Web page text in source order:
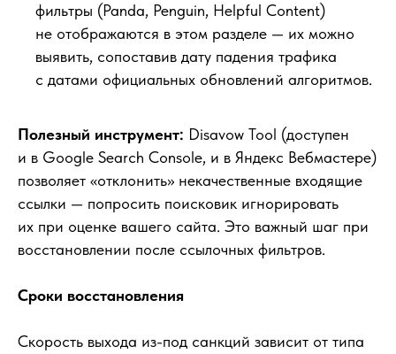
фильтры (Panda, Penguin, Helpful Content)
не отображаются в этом разделе — их можно
выявить, сопоставив дату падения трафика
с датами официальных обновлений алгоритмов.
Полезный инструмент: Disavow Tool (доступен
и в Google Search Console, и в Яндекс Вебмастере)
позволяет «отклонить» некачественные входящие
ссылки — попросить поисковик игнорировать
их при оценке вашего сайта. Это важный шаг при
восстановлении после ссылочных фильтров.
Сроки восстановления
Скорость выхода из-под санкций зависит от типа